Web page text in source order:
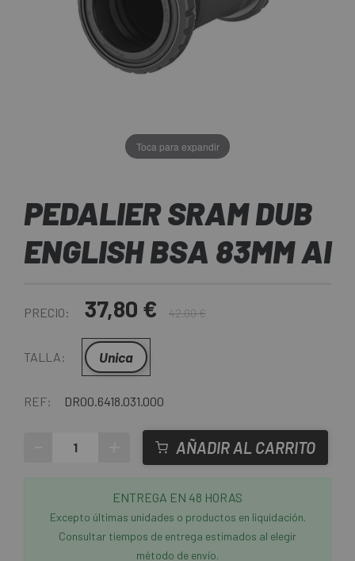
Toca para expandir
PEDALIER SRAM DUB
ENGLISH BSA 83MM AI
PRECIO: 37,80 € 42,00 €
TALLA: Unica
REF: DR00.6418.031.000
AÑADIR AL CARRITO
ENTREGA EN 48 HORAS
Excepto últimas unidades o productos en liquidación.
Consultar tiempos de entrega estimados al elegir
método de envío.